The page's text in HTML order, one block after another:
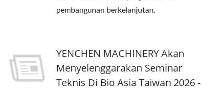
pembangunan berkelanjutan.
YENCHEN MACHINERY Akan
Menyelenggarakan Seminar
Teknis Di Bio Asia Taiwan 2026 -